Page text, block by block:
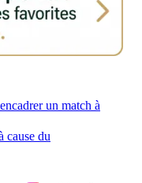
un match à
cause du